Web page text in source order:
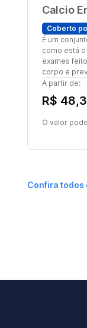
Calcio
Coberto
É um
como está
exames
corpo e
A partir de:
R$
O valor
Confira todos